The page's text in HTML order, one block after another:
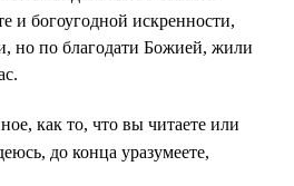
и богоугодной искренности,
но по благодати Божией, жили
как то, что вы читаете или
до конца уразумеете,